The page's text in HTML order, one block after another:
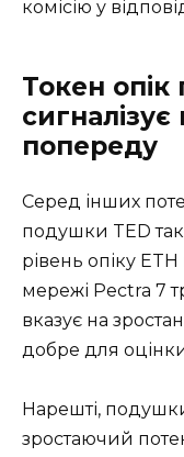
комісію у
Токен опік
попереду
Серед інших
подушки TED
рівень опіку
мережі Pectra 7
вказує на
добре для
Нарешті,
зростаючий